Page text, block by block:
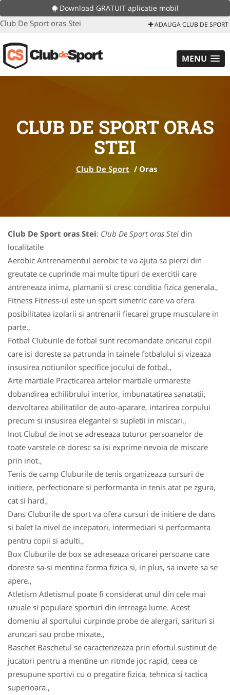
Download GRATUIT aplicatie mobil
Club De Sport oras Stei ADAUGA CLUB DE SPORT
MENU
CLUB DE SPORT ORAS
STEI
Club De Sport / Oras
Club De Sport oras Stei: Club De Sport oras Stei din
localitatile
Aerobic Antrenamentul aerobic te va ajuta sa pierzi din
greutate ce cuprinde mai multe tipuri de exercitii care
antreneaza inima, plamanii si cresc conditia fizica generala.,
Fitness Fitness-ul este un sport simetric care va ofera
posibilitatea izolarii si antrenarii fiecarei grupe musculare in
parte.,
Fotbal Cluburile de fotbal sunt recomandate oricarui copil
care isi doreste sa patrunda in tainele fotbalului si vizeaza
insusirea notiunilor specifice jocului de fotbal.,
Arte martiale Practicarea artelor martiale urmareste
dobandirea echilibrului interior, imbunatatirea sanatatii,
dezvoltarea abilitatilor de auto-aparare, intarirea corpului
precum si insusirea elegantei si supletii in miscari.,
Inot Clubul de inot se adreseaza tuturor persoanelor de
toate varstele ce doresc sa isi exprime nevoia de miscare
prin inot.,
Tenis de camp Cluburile de tenis organizeaza cursuri de
initiere, perfectionare si performanta in tenis atat pe zgura,
cat si hard.,
Dans Cluburile de sport va ofera cursuri de initiere de dans
si balet la nivel de incepatori, intermediari si performanta
pentru copii si adulti.,
Box Cluburile de box se adreseaza oricarei persoane care
doreste sa-si mentina forma fizica si, in plus, sa invete sa se
apere.,
Atletism Atletismul poate fi considerat unul din cele mai
uzuale si populare sporturi din intreaga lume. Acest
domeniu al sportului curpinde probe de alergari, sarituri si
aruncari sau probe mixate.,
Baschet Baschetul se caracterizeaza prin efortul sustinut de
jucatori pentru a mentine un ritmde joc rapid, ceea ce
presupune sportivi cu o pregatire fizica, tehnica si tactica
superioara.,